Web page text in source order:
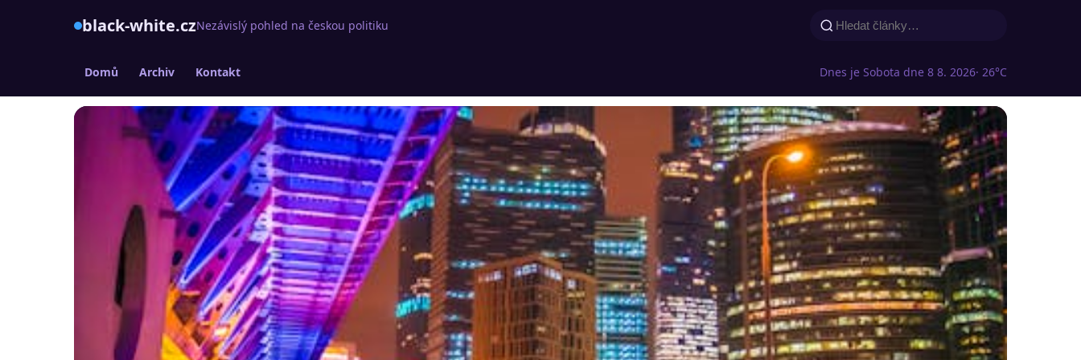
black-white.czNezávislý pohled na českou politiku
Domů Archiv Kontakt Dnes je Sobota dne 8 8. 2026· 26°C